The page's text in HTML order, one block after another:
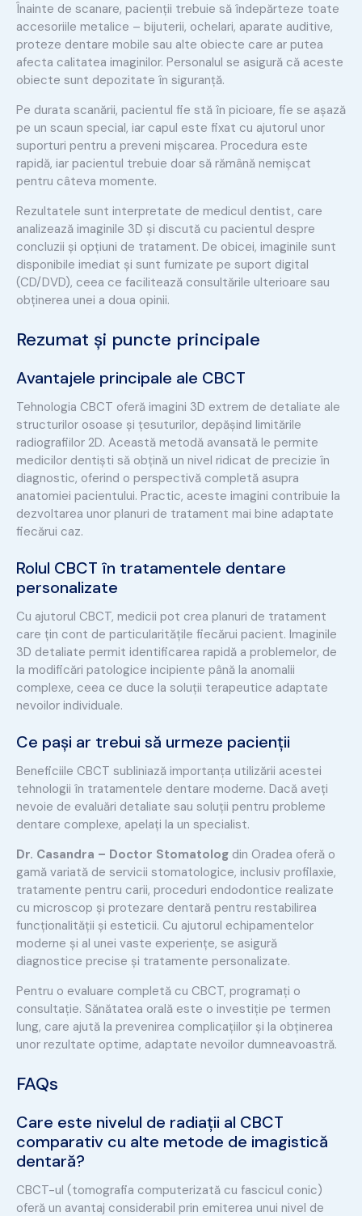
Înainte de scanare, pacienții trebuie să îndepărteze toate
accesoriile metalice – bijuterii, ochelari, aparate auditive,
proteze dentare mobile sau alte obiecte care ar putea
afecta calitatea imaginilor. Personalul se asigură că aceste
obiecte sunt depozitate în siguranță.
Pe durata scanării, pacientul fie stă în picioare, fie se așază
pe un scaun special, iar capul este fixat cu ajutorul unor
suporturi pentru a preveni mișcarea. Procedura este
rapidă, iar pacientul trebuie doar să rămână nemișcat
pentru câteva momente.
Rezultatele sunt interpretate de medicul dentist, care
analizează imaginile 3D și discută cu pacientul despre
concluzii și opțiuni de tratament. De obicei, imaginile sunt
disponibile imediat și sunt furnizate pe suport digital
(CD/DVD), ceea ce facilitează consultările ulterioare sau
obținerea unei a doua opinii.
Rezumat și puncte principale
Avantajele principale ale CBCT
Tehnologia CBCT oferă imagini 3D extrem de detaliate ale
structurilor osoase și țesuturilor, depășind limitările
radiografiilor 2D. Această metodă avansată le permite
medicilor dentiști să obțină un nivel ridicat de precizie în
diagnostic, oferind o perspectivă completă asupra
anatomiei pacientului. Practic, aceste imagini contribuie la
dezvoltarea unor planuri de tratament mai bine adaptate
fiecărui caz.
Rolul CBCT în tratamentele dentare
personalizate
Cu ajutorul CBCT, medicii pot crea planuri de tratament
care țin cont de particularitățile fiecărui pacient. Imaginile
3D detaliate permit identificarea rapidă a problemelor, de
la modificări patologice incipiente până la anomalii
complexe, ceea ce duce la soluții terapeutice adaptate
nevoilor individuale.
Ce pași ar trebui să urmeze pacienții
Beneficiile CBCT subliniază importanța utilizării acestei
tehnologii în tratamentele dentare moderne. Dacă aveți
nevoie de evaluări detaliate sau soluții pentru probleme
dentare complexe, apelați la un specialist.
Dr. Casandra – Doctor Stomatolog din Oradea oferă o
gamă variată de servicii stomatologice, inclusiv profilaxie,
tratamente pentru carii, proceduri endodontice realizate
cu microscop și protezare dentară pentru restabilirea
funcționalității și esteticii. Cu ajutorul echipamentelor
moderne și al unei vaste experiențe, se asigură
diagnostice precise și tratamente personalizate.
Pentru o evaluare completă cu CBCT, programați o
consultație. Sănătatea orală este o investiție pe termen
lung, care ajută la prevenirea complicațiilor și la obținerea
unor rezultate optime, adaptate nevoilor dumneavoastră.
FAQs
Care este nivelul de radiații al CBCT
comparativ cu alte metode de imagistică
dentară?
CBCT-ul (tomografia computerizată cu fascicul conic)
oferă un avantaj considerabil prin emiterea unui nivel de